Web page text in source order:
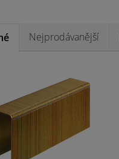
Nejprodávanější